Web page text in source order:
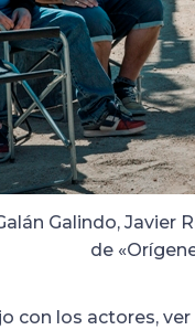
Galindo, Javier
de
con los actores,